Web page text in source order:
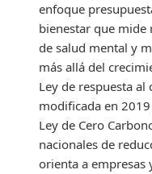
enfoque
bienestar que mide
de salud mental y
más allá del
Ley de respuesta
modificada en
Ley de Cero
nacionales de
orienta a empresas